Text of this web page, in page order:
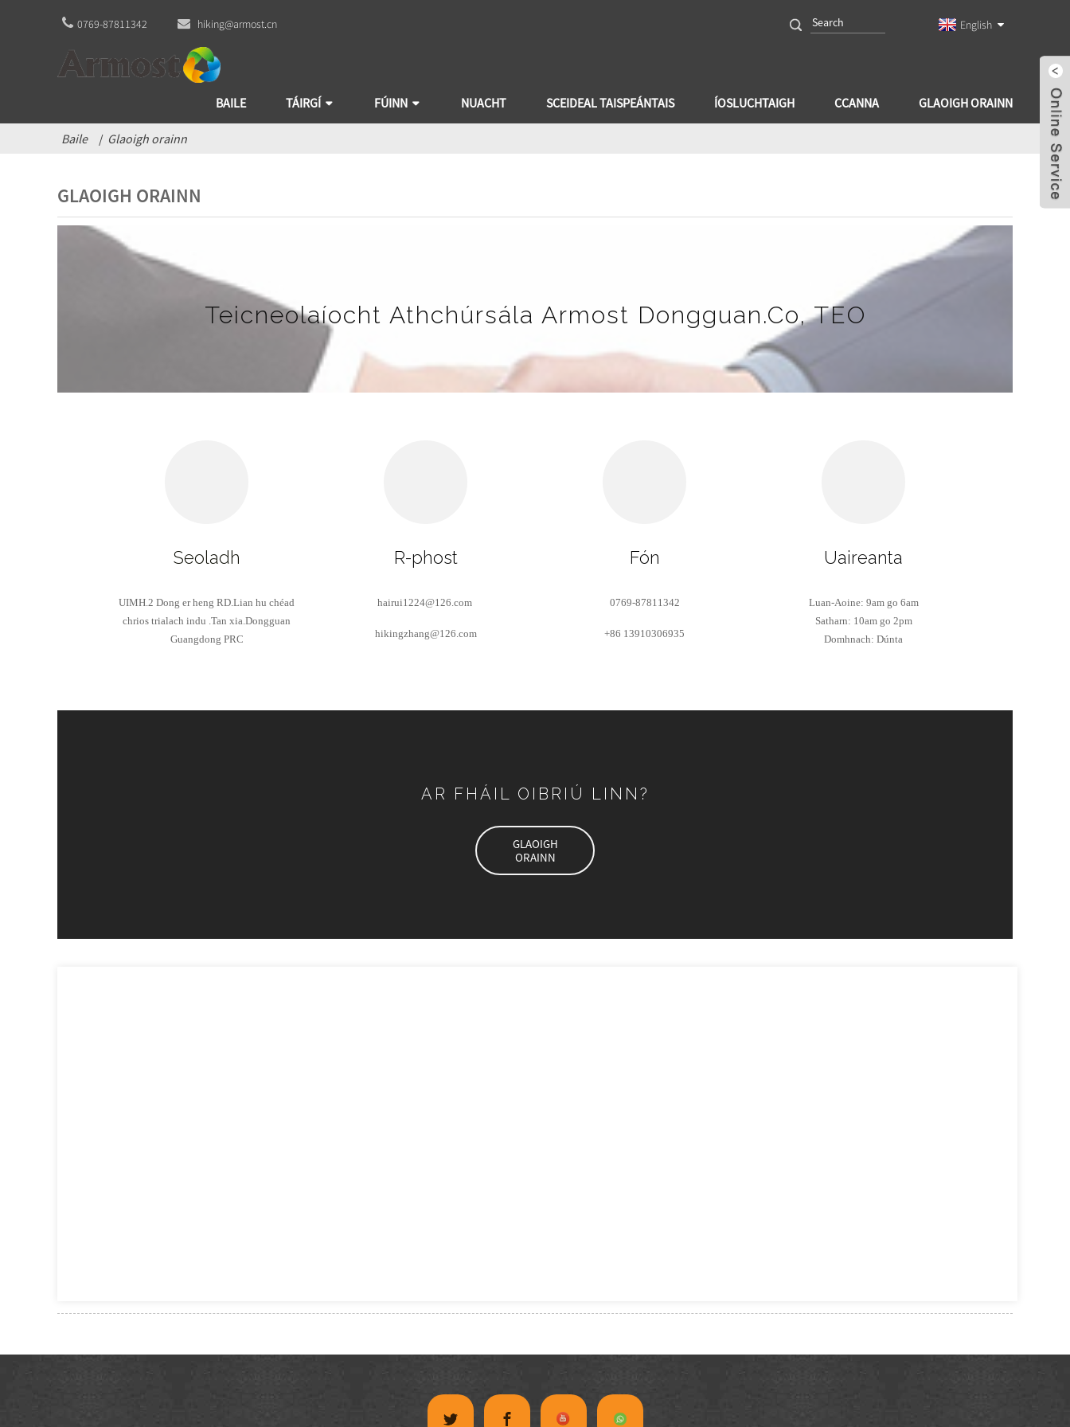
0769-87811342 hiking@armost.cn English
BAILE TÁIRGÍ FÚINN NUACHT SCEIDEAL TAISPEÁNTAIS ÍOSLUCHTAIGH CCANNA GLAOIGH ORAINN
Baile Glaoigh orainn
GLAOIGH ORAINN
Teicneolaíocht Athchúrsála Armost Dongguan.Co, TEO
Seoladh
UIMH.2 Dong er heng RD.Lian hu chéad
chrios trialach indu .Tan xia.Dongguan
Guangdong PRC
R-phost
hairui1224@126.com
hikingzhang@126.com
Fón
0769-87811342
+86 13910306935
Uaireanta
Luan-Aoine: 9am go 6am
Satharn: 10am go 2pm
Domhnach: Dúnta
AR FHÁIL OIBRIÚ LINN?
GLAOIGH
ORAINN